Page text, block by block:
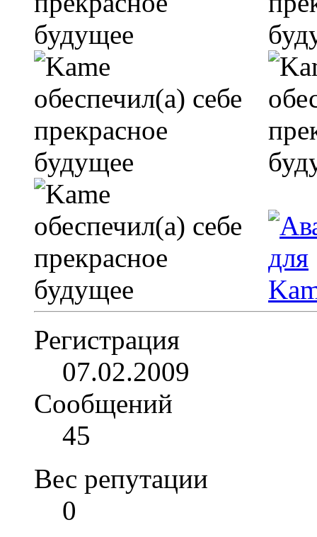
Регистрация
07.02.2009
Сообщений
45
Вес репутации
0